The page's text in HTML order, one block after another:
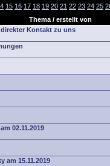
15 16 17 18 19 20 21 22 23 24 25
Thema / erstellt von
Kontakt zu uns
02.11.2019
am 15.11.2019